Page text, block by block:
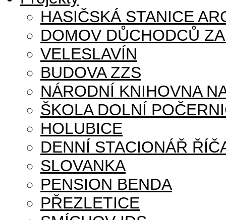
HASIČSKÁ STANICE
DOMOV DŮCHODCŮ
VELESLAVÍN
BUDOVA ZZS
NÁRODNÍ KNIHOVNA
ŠKOLA DOLNÍ
HOLUBICE
DENNÍ STACIONÁŘ
SLOVANKA
PENSION BENDA
PŘEZLETICE